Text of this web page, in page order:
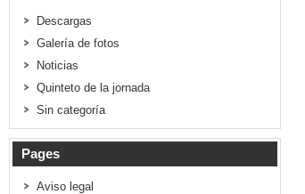
Descargas
Galería de fotos
Noticias
Quinteto de la jornada
Sin categoría
Pages
Aviso legal